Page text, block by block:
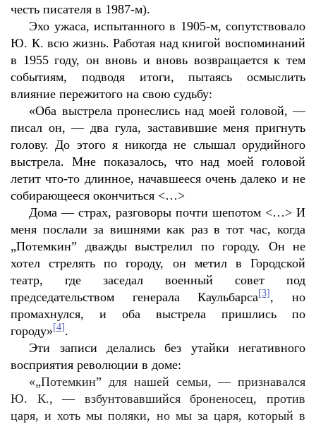
честь писателя в 1987-м).
Эхо ужаса, испытанного в 1905-м, сопутствовало
Ю. К. всю жизнь. Работая над книгой воспоминаний
в 1955 году, он вновь и вновь возвращается к тем
событиям, подводя итоги, пытаясь осмыслить
влияние пережитого на свою судьбу:
«Оба выстрела пронеслись над моей головой, —
писал он, — два гула, заставившие меня пригнуть
голову. До этого я никогда не слышал орудийного
выстрела. Мне показалось, что над моей головой
летит что-то длинное, начавшееся очень далеко и не
собирающееся окончиться <…>
Дома — страх, разговоры почти шепотом <…> И
меня послали за вишнями как раз в тот час, когда
„Потемкин” дважды выстрелил по городу. Он не
хотел стрелять по городу, он метил в Городской
театр, где заседал военный совет под
председательством генерала Каульбарса[3] , но
промахнулся, и оба выстрела пришлись по
городу» [4] .
Эти записи делались без утайки негативного
восприятия революции в доме:
«„Потемкин” для нашей семьи, — признавался
Ю. К., — взбунтовавшийся броненосец, против
царя, и хоть мы поляки, но мы за царя, который в